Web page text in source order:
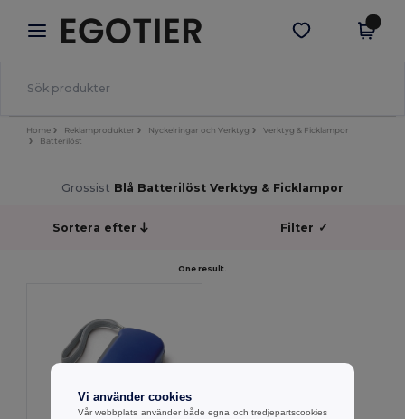
× Egotier-app
Bättre priser i appen!
Hämta app
Home Reklamprodukter Nyckelringar och Verktyg
Verktyg & Ficklampor
Batterilöst
Grossist Blå Batterilöst Verktyg & Ficklampor
Sortera efter Filter ✓
One result.
Vi använder cookies
Vår webbplats använder både egna och tredjepartscookies